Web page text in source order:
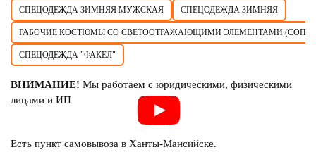
СПЕЦОДЕЖДА ЗИМНЯЯ МУЖСКАЯ СПЕЦОДЕЖДА ЗИМНЯЯ
РАБОЧИЕ КОСТЮМЫ СО СВЕТООТРАЖАЮЩИМИ ЭЛЕМЕНТАМИ (СОП)
СПЕЦОДЕЖДА "ФАКЕЛ"
ВНИМАНИЕ! Мы работаем с юридическими, физическими
лицами и ИП
Есть пункт самовывоза в Ханты-Мансийске.